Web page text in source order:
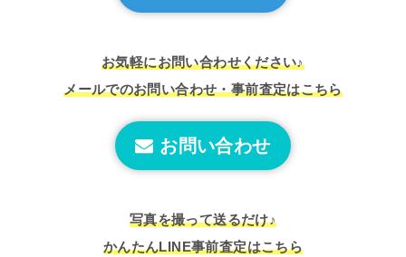
お気軽にお問い合わせください♪
メールでのお問い合わせ・事前査定はこちら
お問い合わせ
写真を撮って送るだけ♪
かんたんLINE事前査定はこちら